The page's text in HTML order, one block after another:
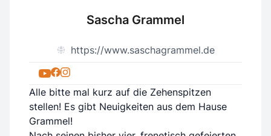
Sascha Grammel
https://www.saschagrammel.de
Alle bitte mal kurz auf die Zehenspitzen
stellen! Es gibt Neuigkeiten aus dem Hause
Grammel!